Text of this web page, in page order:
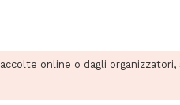
online o dagli